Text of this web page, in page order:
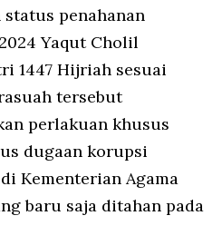
penahanan
Yaqut Cholil
1447 Hijriah sesuai
tersebut
perlakuan khusus
dugaan korupsi
Kementerian Agama
baru saja ditahan pada